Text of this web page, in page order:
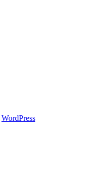
WordPress